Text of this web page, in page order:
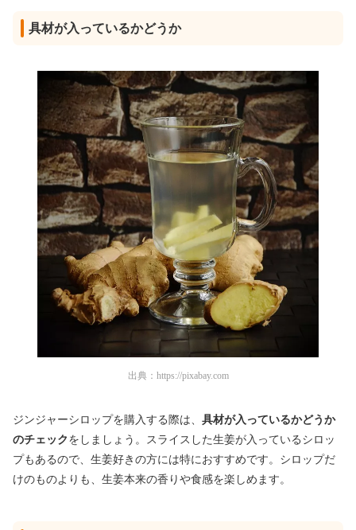
具材が入っているかどうか
出典： https://pixabay.com
ジンジャーシロップを購入する際は、 具材が入っているかどうか
のチェック をしましょう。スライスした生姜が入っているシロッ
プもあるので、生姜好きの方には特におすすめです。シロップだ
けのものよりも、生姜本来の香りや食感を楽しめます。